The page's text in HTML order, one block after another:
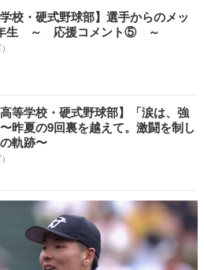
学校・硬式野球部】選手からのメッ
生 ～ 応援コメント⑤ ～
高等学校・硬式野球部】「涙は、強
昨夏の9回裏を越えて。激闘を制し
軌跡〜